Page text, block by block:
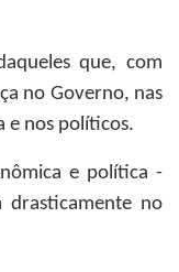
que, com
no Governo, nas
e nos políticos.
e política -
drasticamente no